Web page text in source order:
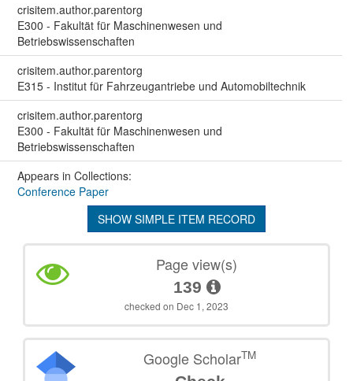
crisitem.author.parentorg
E300 - Fakultät für Maschinenwesen und
Betriebswissenschaften
crisitem.author.parentorg
E315 - Institut für Fahrzeugantriebe und Automobiltechnik
crisitem.author.parentorg
E300 - Fakultät für Maschinenwesen und
Betriebswissenschaften
Appears in Collections:
Conference Paper
SHOW SIMPLE ITEM RECORD
Page view(s)
139
checked on Dec 1, 2023
Google ScholarTM